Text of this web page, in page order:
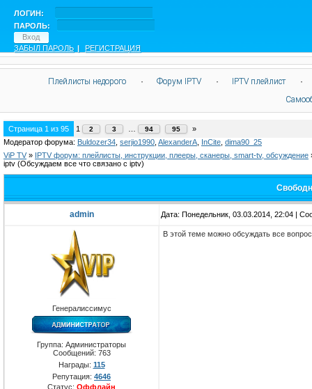
ЛОГИН:
ПАРОЛЬ:
ЗАБЫЛ ПАРОЛЬ | РЕГИСТРАЦИЯ
Плейлисты недорого · Форум IPTV · IPTV плейлист
·
Страница 1 из 95 1 2 3 94 95
»
Модератор форума: Buldozer34 serjio1990 AlexanderA InCite dima90_25
ViP TV » IPTV форум: плейлисты, инструкции, плееры, сканеры, smart-tv, обсуждение
iptv (Обсуждаем все что связано с iptv)
admin Дата: Понедельник, 03.03.2014, 22:04 |
Генералиссимус
Группа: Администраторы
Сообщений: 763
Награды: 115
Репутация: 4646
Статус: Оффлайн
В этой теме можно обсуждать все